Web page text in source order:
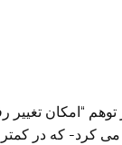
توهم “امکان
کرد- که در کمتر